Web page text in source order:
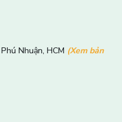
Nhuận, HCM (Xem bản